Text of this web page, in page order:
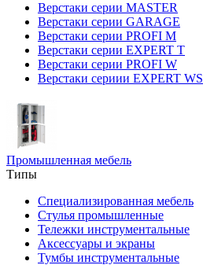
Верстаки серии MASTER
Верстаки серии GARAGE
Верстаки серии PROFI M
Верстаки серии EXPERT T
Верстаки серии PROFI W
Верстаки сериии EXPERT WS
Промышленная мебель
Типы
Специализированная мебель
Стулья промышленные
Тележки инструментальные
Аксессуары и экраны
Тумбы инструментальные